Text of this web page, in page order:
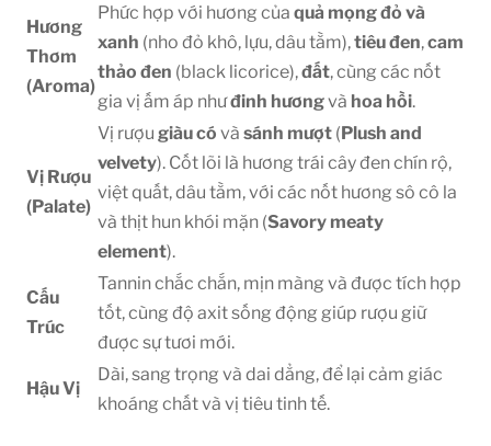
Hương
Thơm
(Aroma)
Phức hợp với hương củaquả mọng đỏ và
xanh (nho đỏ khô, lựu, dâu tằm),tiêu đen,cam
thảo đen (black licorice),đất, cùng các nốt
gia vị ấm áp nhưđinh hươngvà hoa hồi.
Vị Rượu
(Palate)
Vị rượugiàu có vàsánh mượt (Plush and
velvety). Cốt lõi là hương trái cây đen chín rộ,
việt quất, dâu tằm, với các nốt hương sô cô la
và thịt hun khói mặn (Savory meaty
element).
Cấu
Trúc
Tannin chắc chắn, mịn màng và được tích hợp
tốt, cùng độ axit sống động giúp rượu giữ
được sự tươi mới.
Hậu Vị
Dài, sang trọng và dai dẳng, để lại cảm giác
khoáng chất và vị tiêu tinh tế.